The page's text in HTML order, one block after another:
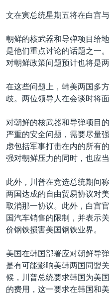
文在寅总统星期五将在白宫
朝鲜的核武器和导弹项目给
是他们重点讨论的话题之一
对朝鲜政策问题预计也将是
在这些问题上，韩美两国多
歧。两位领导人在会谈时将
对朝鲜的核武器和导弹项目
严重的安全问题，需要尽量
虑包括军事打击在内的所有
强对朝鲜压力的同时，也应
此外，川普在竞选总统期间
两国达成的自由贸易协议对
取消那一协议。此外，白宫
国汽车销售的限制，并表示
价钢铁损害美国钢铁业界。
美国在韩国部署应对朝鲜导
是有可能影响美韩两国同盟
候，川普总统要求韩国为美
的费用，这一要求在韩国和